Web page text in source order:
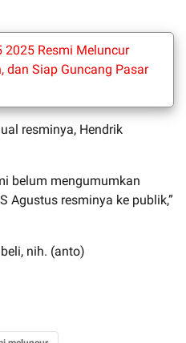
2025 Resmi Meluncur
dan Siap Guncang Pasar
resminya, Hendrik
belum mengumumkan
Agustus resminya ke publik,”
nih. (anto)